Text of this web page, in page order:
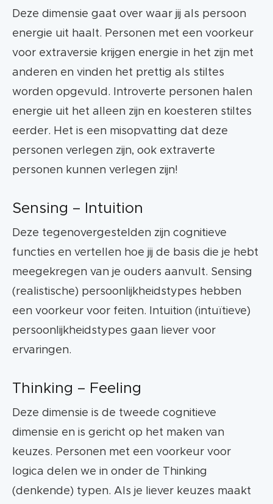
Deze dimensie gaat over waar jij als persoon
energie uit haalt. Personen met een voorkeur
voor extraversie krijgen energie in het zijn met
anderen en vinden het prettig als stiltes
worden opgevuld. Introverte personen halen
energie uit het alleen zijn en koesteren stiltes
eerder. Het is een misopvatting dat deze
personen verlegen zijn, ook extraverte
personen kunnen verlegen zijn!
Sensing – Intuition
Deze tegenovergestelden zijn cognitieve
functies en vertellen hoe jij de basis die je hebt
meegekregen van je ouders aanvult. Sensing
(realistische) persoonlijkheidstypes hebben
een voorkeur voor feiten. Intuition (intuïtieve)
persoonlijkheidstypes gaan liever voor
ervaringen.
Thinking – Feeling
Deze dimensie is de tweede cognitieve
dimensie en is gericht op het maken van
keuzes. Personen met een voorkeur voor
logica delen we in onder de Thinking
(denkende) typen. Als je liever keuzes maakt